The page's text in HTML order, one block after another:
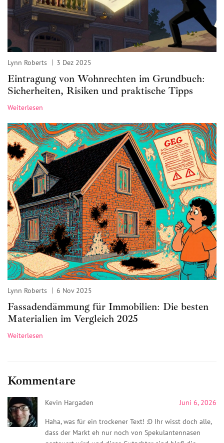
Lynn Roberts 3 Dez 2025
Eintragung von Wohnrechten im Grundbuch:
Sicherheiten, Risiken und praktische Tipps
Weiterlesen
Lynn Roberts 6 Nov 2025
Fassadendämmung für Immobilien: Die besten
Materialien im Vergleich 2025
Weiterlesen
Kommentare
Kevin Hargaden Juni 6, 2026
Haha, was für ein trockener Text! :D Ihr wisst doch alle,
dass der Markt eh nur noch von Spekulantennasen